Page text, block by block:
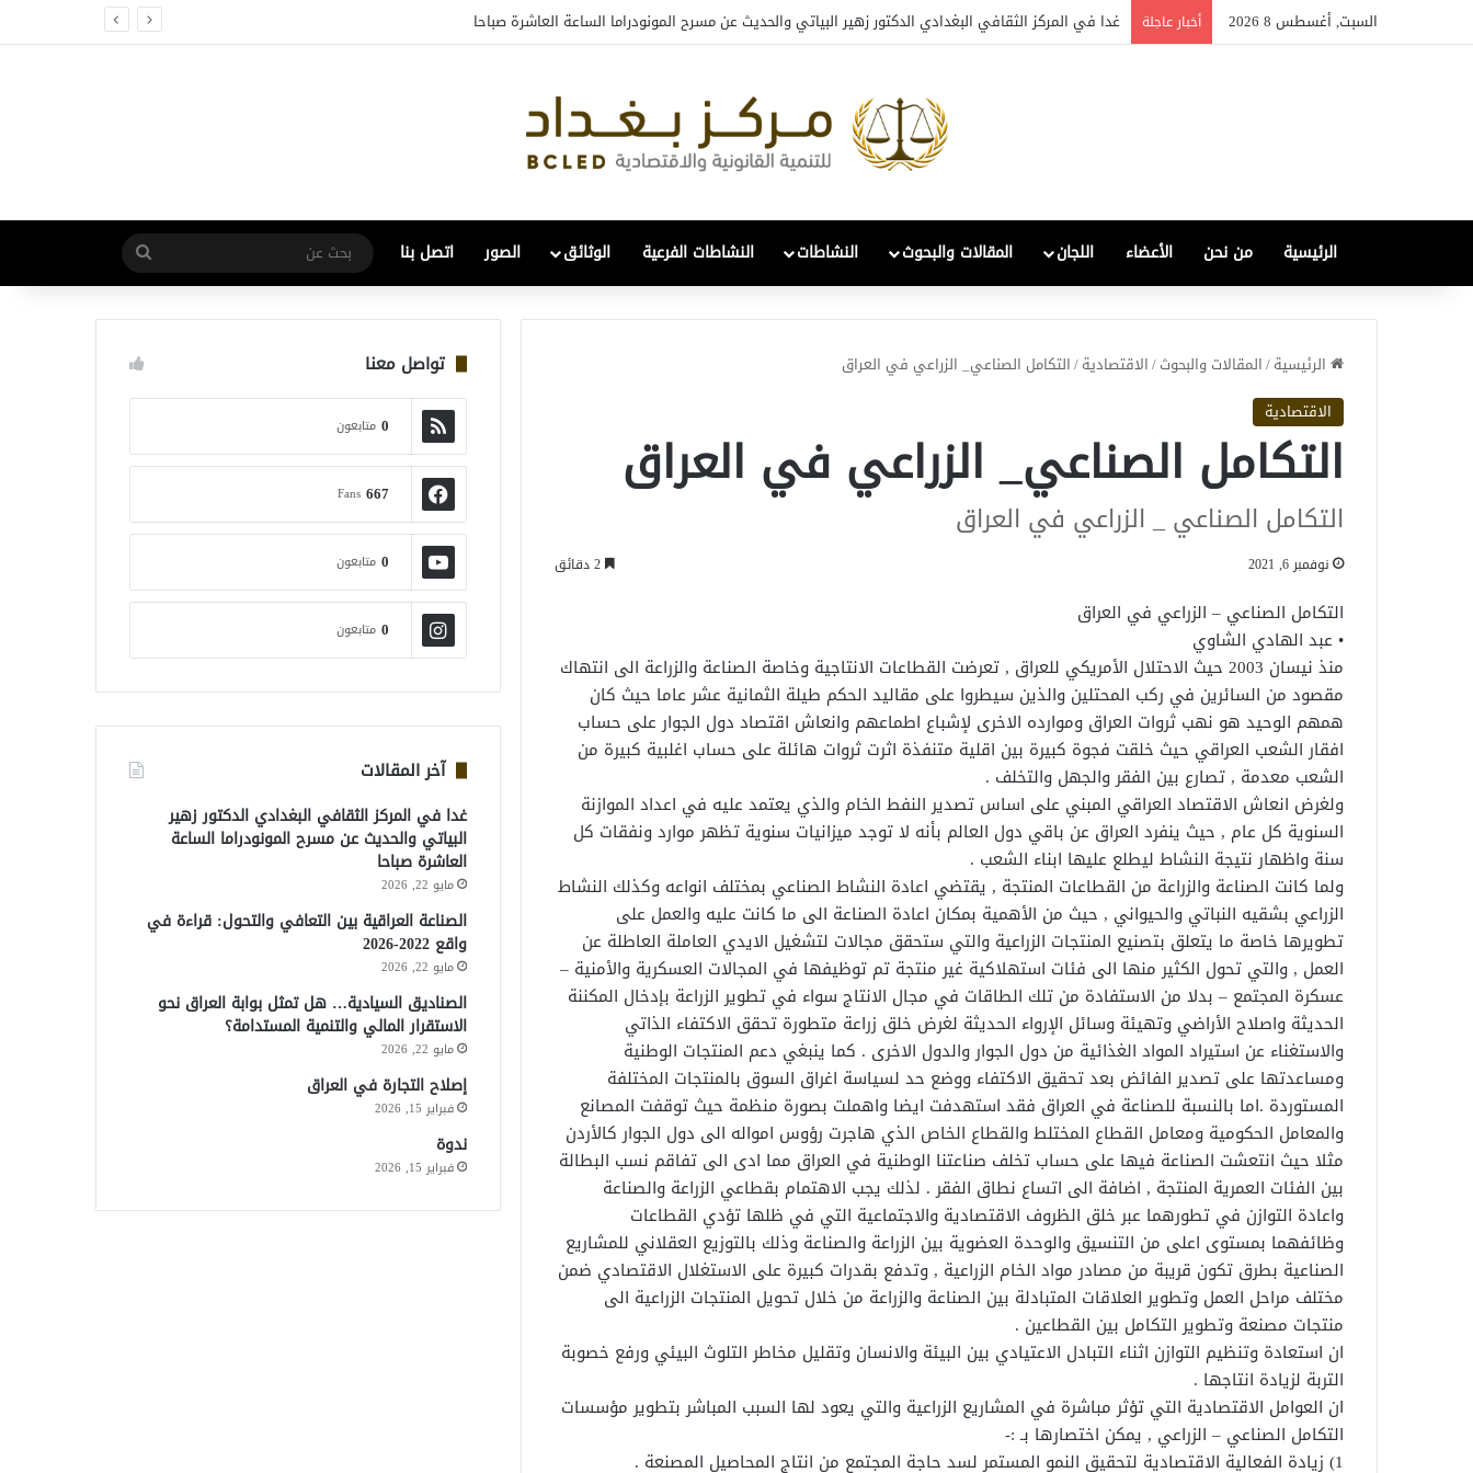
السبت, أغسطس 8 2026 أخبار عاجلة غدا في المركز الثقافي البغدادي الدكتور زهير البياتي والحديث عن مسرح المونودراما الساعة العاشرة صباحا
الرئيسية من نحن الأعضاء اللجان المقالات والبحوث النشاطات النشاطات الفرعية الوثائق الصور اتصل بنا
بحث
عن
الرئيسية/المقالات والبحوث/الاقتصادية/التكامل الصناعي_ الزراعي في العراق
الاقتصادية
التكامل الصناعي_ الزراعي في العراق
التكامل الصناعي _ الزراعي في العراق
نوفمبر 6, 2021
التكامل الصناعي – الزراعي في العراق
• عبد الهادي الشاوي
منذ نيسان 2003 حيث الاحتلال الأمريكي للعراق , تعرضت القطاعات الانتاجية وخاصة الصناعة والزراعة الى انتهاك
مقصود من السائرين في ركب المحتلين والذين سيطروا على مقاليد الحكم طيلة الثمانية عشر عاما حيث كان
همهم الوحيد هو نهب ثروات العراق وموارده الاخرى لإشباع اطماعهم وانعاش اقتصاد دول الجوار على حساب
افقار الشعب العراقي حيث خلقت فجوة كبيرة بين اقلية متنفذة اثرت ثروات هائلة على حساب اغلبية كبيرة من
الشعب معدمة , تصارع بين الفقر والجهل والتخلف .
ولغرض انعاش الاقتصاد العراقي المبني على اساس تصدير النفط الخام والذي يعتمد عليه في اعداد الموازنة
السنوية كل عام , حيث ينفرد العراق عن باقي دول العالم بأنه لا توجد ميزانيات سنوية تظهر موارد ونفقات كل
سنة واظهار نتيجة النشاط ليطلع عليها ابناء الشعب .
ولما كانت الصناعة والزراعة من القطاعات المنتجة , يقتضي اعادة النشاط الصناعي بمختلف انواعه وكذلك النشاط
الزراعي بشقيه النباتي والحيواني , حيث من الأهمية بمكان اعادة الصناعة الى ما كانت عليه والعمل على
تطويرها خاصة ما يتعلق بتصنيع المنتجات الزراعية والتي ستحقق مجالات لتشغيل الايدي العاملة العاطلة عن
العمل , والتي تحول الكثير منها الى فئات استهلاكية غير منتجة تم توظيفها في المجالات العسكرية والأمنية –
عسكرة المجتمع – بدلا من الاستفادة من تلك الطاقات في مجال الانتاج سواء في تطوير الزراعة بإدخال المكننة
الحديثة واصلاح الأراضي وتهيئة وسائل الإرواء الحديثة لغرض خلق زراعة متطورة تحقق الاكتفاء الذاتي
والاستغناء عن استيراد المواد الغذائية من دول الجوار والدول الاخرى . كما ينبغي دعم المنتجات الوطنية
ومساعدتها على تصدير الفائض بعد تحقيق الاكتفاء ووضع حد لسياسة اغراق السوق بالمنتجات المختلفة
المستوردة .اما بالنسبة للصناعة في العراق فقد استهدفت ايضا واهملت بصورة منظمة حيث توقفت المصانع
والمعامل الحكومية ومعامل القطاع المختلط والقطاع الخاص الذي هاجرت رؤوس امواله الى دول الجوار كالأردن
مثلا حيث انتعشت الصناعة فيها على حساب تخلف صناعتنا الوطنية في العراق مما ادى الى تفاقم نسب البطالة
بين الفئات العمرية المنتجة , اضافة الى اتساع نطاق الفقر . لذلك يجب الاهتمام بقطاعي الزراعة والصناعة
واعادة التوازن في تطورهما عبر خلق الظروف الاقتصادية والاجتماعية التي في ظلها تؤدي القطاعات
وظائفهما بمستوى اعلى من التنسيق والوحدة العضوية بين الزراعة والصناعة وذلك بالتوزيع العقلاني للمشاريع
الصناعية بطرق تكون قريبة من مصادر مواد الخام الزراعية , وتدفع بقدرات كبيرة على الاستغلال الاقتصادي ضمن
مختلف مراحل العمل وتطوير العلاقات المتبادلة بين الصناعة والزراعة من خلال تحويل المنتجات الزراعية الى
منتجات مصنعة وتطوير التكامل بين القطاعين .
ان استعادة وتنظيم التوازن اثناء التبادل الاعتيادي بين البيئة والانسان وتقليل مخاطر التلوث البيئي ورفع خصوبة
التربة لزيادة انتاجها .
ان العوامل الاقتصادية التي تؤثر مباشرة في المشاريع الزراعية والتي يعود لها السبب المباشر بتطوير مؤسسات
التكامل الصناعي – الزراعي , يمكن اختصارها بـ :-
1) زيادة الفعالية الاقتصادية لتحقيق النمو المستمر لسد حاجة المجتمع من انتاج المحاصيل المصنعة .
تواصل معنا
0 متابعون
667
Fans
0 متابعون
0 متابعون
آخر المقالات
غدا في المركز الثقافي البغدادي الدكتور زهير
البياتي والحديث عن مسرح المونودراما الساعة
العاشرة صباحا
مايو 22, 2026
الصناعة العراقية بين التعافي والتحول: قراءة في
واقع 2022-2026
مايو 22, 2026
الصناديق السيادية… هل تمثل بوابة العراق نحو
الاستقرار المالي والتنمية المستدامة؟
مايو 22, 2026
إصلاح التجارة في العراق
فبراير 15, 2026
ندوة
فبراير 15, 2026